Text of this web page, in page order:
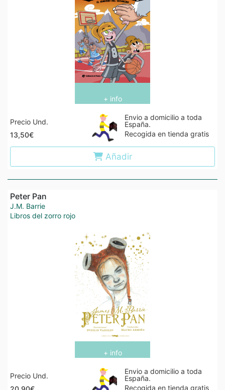
+ info
Precio Und.
13,50€
Envio a domicilio a toda
España.
Recogida en tienda gratis
Añadir
Peter Pan
J.M. Barrie
Libros del zorro rojo
+ info
Precio Und.
Envio a domicilio a toda
España.
Recogida en tienda gratis